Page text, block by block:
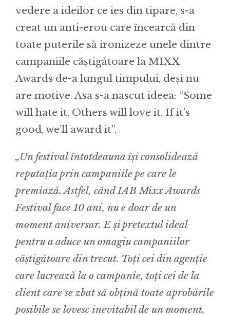
vedere a ideilor ce ies din tipare, s-a
creat un anti-erou care încearcă din
toate puterile să ironizeze unele dintre
campaniile câștigătoare la MIXX
Awards de-a lungul timpului, deși nu
are motive. Asa s-a nascut ideea: “Some
will hate it. Others will love it. If it’s
good, we’ll award it”.
„Un festival întotdeauna își consolidează
reputația prin campaniile pe care le
premiază. Astfel, când IAB Mixx Awards
Festival face 10 ani, nu e doar de un
moment aniversar. E și pretextul ideal
pentru a aduce un omagiu campaniilor
câștigătoare din trecut. Toți cei din agenție
care lucrează la o campanie, toți cei de la
client care se zbat să obțină toate aprobările
posibile se lovesc inevitabil de un moment.